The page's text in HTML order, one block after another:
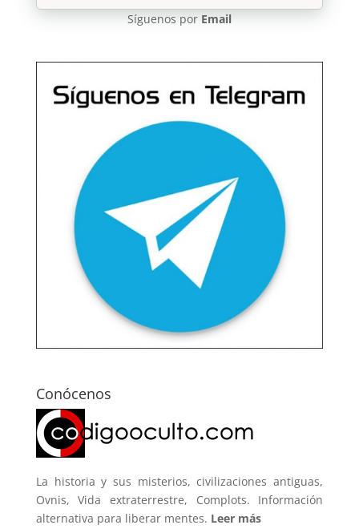
Síguenos por Email
Conócenos
La historia y sus misterios, civilizaciones antiguas,
Ovnis, Vida extraterrestre, Complots. Información
alternativa para liberar mentes. Leer más